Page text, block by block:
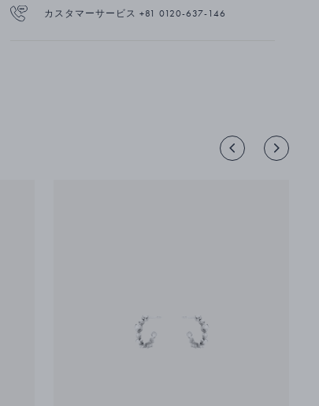
ーンライト）の美しい輝き」に例えたことに由来
します。
カスタマーサービス +81 0120-637-146